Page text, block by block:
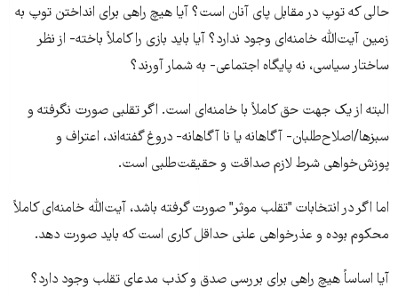
حالی که توپ در مقابل پای آنان است؟ آیا هیچ راهی برای انداختن توپ به
زمین آیت‌الله خامنه‌ای وجود ندارد؟ آیا باید بازی را کاملاً باخته- از نظر
ساختار سیاسی، نه پایگاه اجتماعی- به شمار آورند؟
البته از یک جهت حق کاملاً با خامنه‌ای است. اگر تقلبی صورت نگرفته و
سبزها/اصلاح‌طلبان- آگاهانه یا نا آگاهانه- دروغ گفته‌اند، اعتراف و
پوزش‌خواهی شرط لازم صداقت و حقیقت‌طلبی است.
اما اگر در انتخابات "تقلب موثر" صورت گرفته باشد، آیت‌الله خامنه‌ای کاملاً
محکوم بوده و عذرخواهی علنی حداقل کاری است که باید صورت دهد.
آیا اساساً هیچ راهی برای بررسی صدق و کذب مدعای تقلب وجود دارد؟